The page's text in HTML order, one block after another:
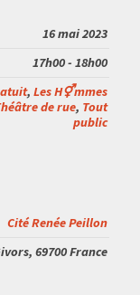
16 mai 2023
17h00 - 18h00
, Les H⚥mmes
de rue, Tout
public
Cité Renée Peillon
, 69700France